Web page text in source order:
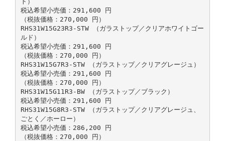
税込希望小売価：291,600 円
（税抜価格：270,000 円）
RHS31W15G23R3-STW （ガラストップ／クリアホワイトゴー
ルド）
税込希望小売価：291,600 円
（税抜価格：270,000 円）
RHS31W15G7R3-STW （ガラストップ／クリアグレージュ）
税込希望小売価：291,600 円
（税抜価格：270,000 円）
RHS31W15G11R3-BW （ガラストップ／ブラック）
税込希望小売価：291,600 円
RHS31W15G8R3-STW （ガラストップ／クリアグレージュ、
ごとく／ホーロー）
税込希望小売価：286,200 円
（税抜価格：270,000 円）